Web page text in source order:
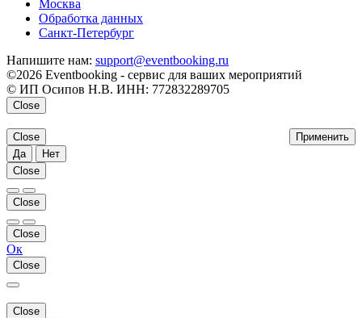
Москва
Обработка данных
Санкт-Петербург
Напишите нам: support@eventbooking.ru
©2026 Eventbooking - сервис для ваших мероприятий
© ИП Осипов Н.В. ИНН: 772832289705
Close
Применить
Close
Да
Нет
Close
Close
Close
Ок
Close
Close